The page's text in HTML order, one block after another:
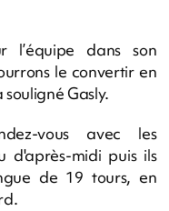
l’équipe dans son
le convertir en
Gasly.
vous avec les
d'après-midi puis ils
de 19 tours, en